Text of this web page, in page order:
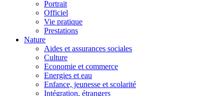
Portrait
Officiel
Vie pratique
Prestations
Nature
Aides et assurances sociales
Culture
Economie et commerce
Energies et eau
Enfance, jeunesse et scolarité
Intégration, étrangers